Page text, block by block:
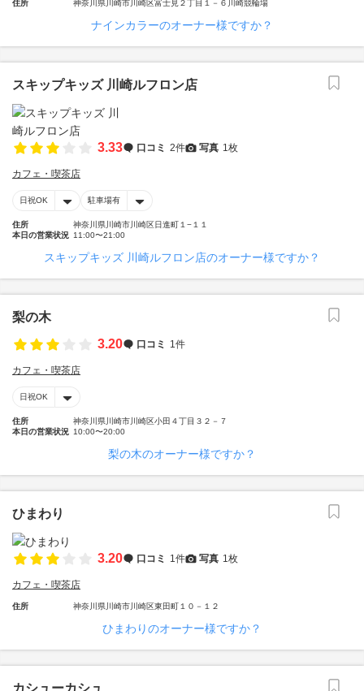
住所 神奈川県川崎市川崎区富士見２丁目１－６川崎競輪場
ナインカラーのオーナー様ですか？
スキップキッズ 川崎ルフロン店
3.33 口コミ 2件 写真 1枚
カフェ・喫茶店
日祝OK 駐車場有
住所
神奈川県川崎市川崎区日進町１−１１
本日の営業状況 11:00〜21:00
スキップキッズ 川崎ルフロン店のオーナー様ですか？
梨の木
3.20
口コミ 1件
カフェ・喫茶店
日祝OK
住所
神奈川県川崎市川崎区小田４丁目３２－７
本日の営業状況 10:00〜20:00
梨の木のオーナー様ですか？
ひまわり
3.20 口コミ 1件 写真 1枚
カフェ・喫茶店
住所 神奈川県川崎市川崎区東田町１０－１２
ひまわりのオーナー様ですか？
カシューカシュ